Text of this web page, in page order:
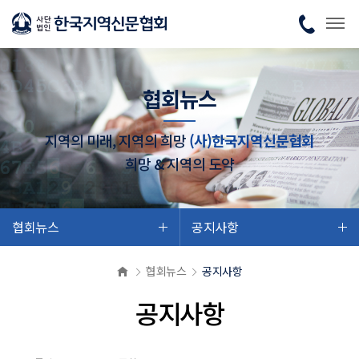
협회뉴스
지역의 미래, 지역의 희망(사)한국지역신문협회
희망 & 지역의 도약
협회뉴스 공지사항
협회뉴스 공지사항
공지사항